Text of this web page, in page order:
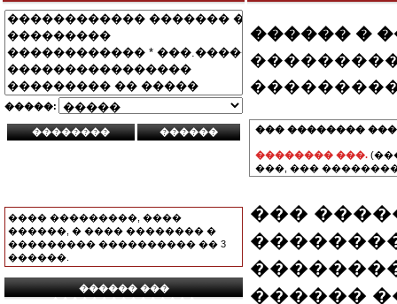
�����:
���� ���������, ����
������, � ���� �������� �
��������� ���������� �� 3
������.
������ ���
���������������
������ �
��� ��������
�������� ���.
���, ���
���
������